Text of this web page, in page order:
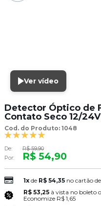
Ver vídeo
Detector Óptico de
Contato Seco 12/
Cod. do Produto: 1048
De:
R$ 59,90
Por:
R$ 54,90
1xde R$ 54,35 no cartão
R$ 53,25 à vista no boleto
Economize R$ 1,65